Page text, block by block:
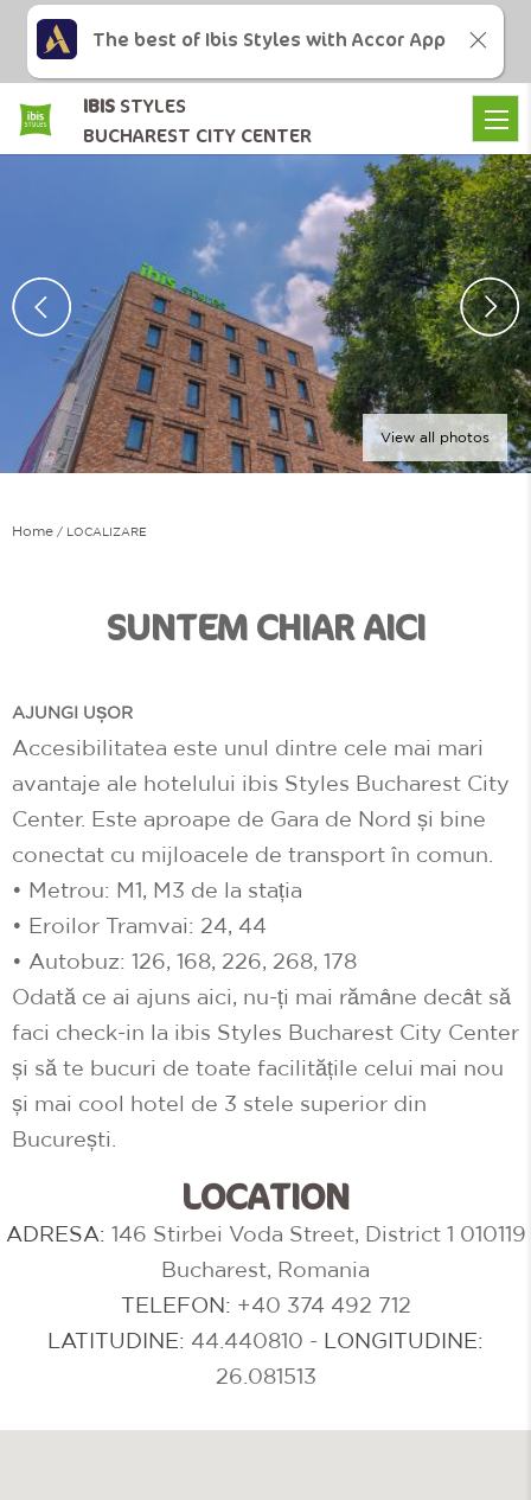
View all photos
Home LOCALIZARE
SUNTEM CHIAR AICI
AJUNGI UȘOR
Accesibilitatea este unul dintre cele mai mari
avantaje ale hotelului ibis Styles Bucharest City
Center. Este aproape de Gara de Nord și bine
conectat cu mijloacele de transport în comun.
• Metrou: M1, M3 de la stația
• Eroilor Tramvai: 24, 44
• Autobuz: 126, 168, 226, 268, 178
Odată ce ai ajuns aici, nu-ți mai rămâne decât să
faci check-in la ibis Styles Bucharest City Center
și să te bucuri de toate facilitățile celui mai nou
și mai cool hotel de 3 stele superior din
București.
LOCATION
ADRESA: 146 Stirbei Voda Street, District 1 010119
Bucharest, Romania
TELEFON: +40 374 492 712
LATITUDINE: 44.440810 - LONGITUDINE:
26.081513
IBIS STYLES
BUCHAREST CITY CENTER
The best of Ibis Styles with Accor App